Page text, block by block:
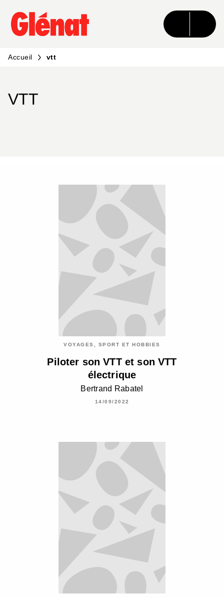
MENU RECHERCHE CONTENU
PIED DE PAGE
Accueil vtt
VTT
VOYAGES, SPORT ET HOBBIES
Piloter son VTT et son VTT
électrique
Bertrand Rabatel
14/09/2022